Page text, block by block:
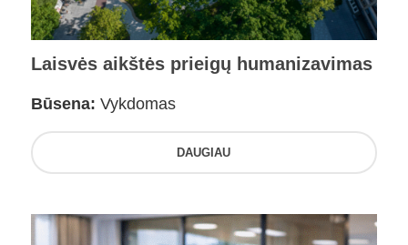
Laisvės aikštės prieigų humanizavimas
Būsena: Vykdomas
DAUGIAU